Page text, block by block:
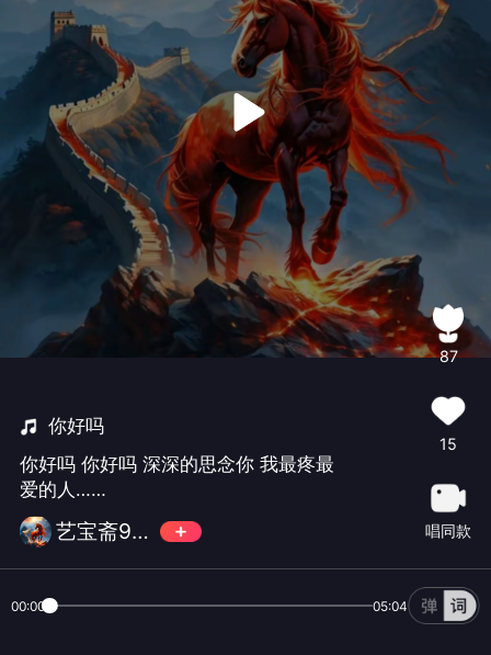
你好吗
你好吗 你好吗 深深的思念你 我最疼最
爱的人……
艺宝斋946480
87
15
唱同款
00:00 05:04